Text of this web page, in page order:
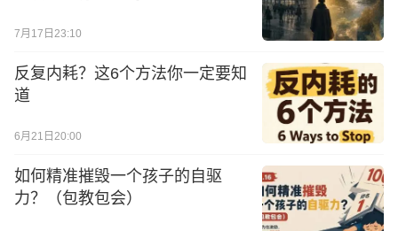
7月17日23:10
反复内耗？这6个方法你一定要知
道
6月21日20:00
如何精准摧毁一个孩子的自驱
力？（包教包会）